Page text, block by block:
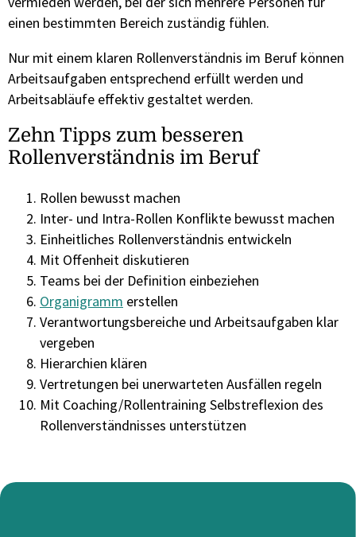
einen bestimmten Bereich zuständig fühlen.
Nur mit einem klaren Rollenverständnis im Beruf können
Arbeitsaufgaben entsprechend erfüllt werden und
Arbeitsabläufe effektiv gestaltet werden.
Zehn Tipps zum besseren
Rollenverständnis im Beruf
Rollen bewusst machen
Inter- und Intra-Rollen Konflikte bewusst machen
Einheitliches Rollenverständnis entwickeln
Mit Offenheit diskutieren
Teams bei der Definition einbeziehen
Organigramm erstellen
Verantwortungsbereiche und Arbeitsaufgaben klar
vergeben
Hierarchien klären
Vertretungen bei unerwarteten Ausfällen regeln
Mit Coaching/Rollentraining Selbstreflexion des
Rollenverständnisses unterstützen